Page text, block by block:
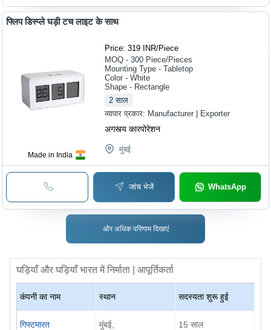
Made in India
फ्लिप डिस्प्ले घड़ी टच लाइट के साथ
Price: 319 INR/Piece
MOQ - 300 Piece/Pieces
Mounting Type - Tabletop
Color - White
Shape - Rectangle
2 साल
व्यापार प्रकार: Manufacturer | Exporter
अगस्त्य कारपोरेशन
मुंबई
जांच भेजें WhatsApp
और अधिक परिणाम दिखाएं
घड़ियाँ और घड़ियाँ भारत में निर्माता | आपूर्तिकर्ता
कंपनी का नाम स्थान सदस्यता शुरू हुई
गिफ्टमारत मुंबई, 15 साल